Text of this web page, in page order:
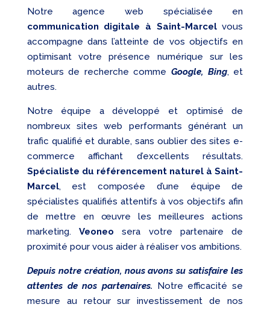
Notre agence web spécialisée en
communication digitale à Saint-Marcelvous
accompagne dans l’atteinte de vos objectifs en
optimisant votre présence numérique sur les
moteurs de recherche commeGoogle, Bing, et
autres.
Notre équipe a développé et optimisé de
nombreux sites web performants générant un
trafic qualifié et durable, sans oublier des sites e-
commerce affichant d’excellents résultats.
Spécialiste du référencement naturel à Saint-
Marcel, est composée d’une équipe de
spécialistes qualifiés attentifs à vos objectifs afin
de mettre en œuvre les meilleures actions
marketing.Veoneo sera votre partenaire de
proximité pour vous aider à réaliser vos ambitions.
Depuis notre création, nous avons su satisfaire les
attentes de nos partenaires. Notre efficacité se
mesure au retour sur investissement de nos